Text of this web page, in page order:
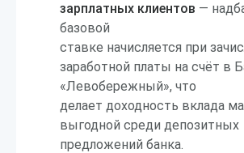
зарплатных клиентов —
базовой
ставке начисляется при
заработной платы на счёт в
«Левобережный», что
делает доходность вклада
выгодной среди депозитных
предложений банка.